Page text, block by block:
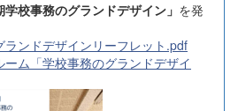
学校事務のグランドデザイン」 を発
ンドデザインリーフレット.pdf
ーム「学校事務のグランドデザイ